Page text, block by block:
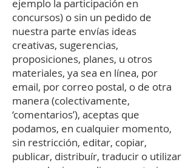
ejemplo la participación en
concursos) o sin un pedido de
nuestra parte envías ideas
creativas, sugerencias,
proposiciones, planes, u otros
materiales, ya sea en línea, por
email, por correo postal, o de otra
manera (colectivamente,
‘comentarios’), aceptas que
podamos, en cualquier momento,
sin restricción, editar, copiar,
publicar, distribuír, traducir o utilizar